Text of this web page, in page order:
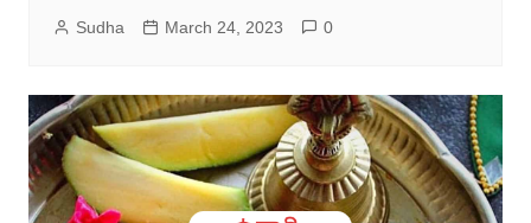
Sudha March 24, 2023 0